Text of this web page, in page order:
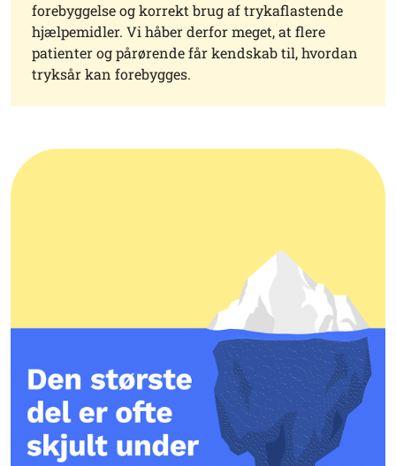
forebyggelse og korrekt brug af trykaflastende
hjælpemidler. Vi håber derfor meget, at flere
patienter og pårørende får kendskab til, hvordan
tryksår kan forebygges.